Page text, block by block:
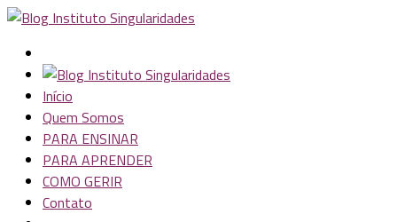
Início
Quem Somos
PARA ENSINAR
PARA APRENDER
COMO GERIR
Contato